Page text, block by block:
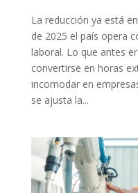
La reducción ya está
de 2025 el país opera
laboral. Lo que antes
convertirse en horas
incomodar en
se ajusta la...